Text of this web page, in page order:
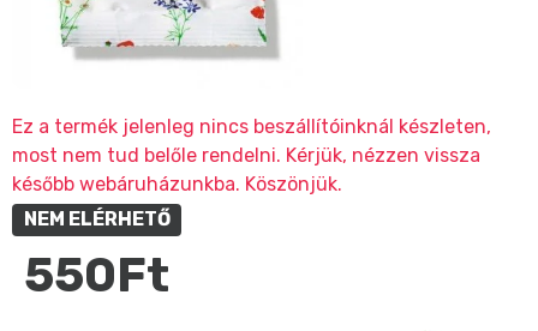
Ez a termék jelenleg nincs beszállítóinknál készleten,
most nem tud belőle rendelni. Kérjük, nézzen vissza
később webáruházunkba. Köszönjük.
NEM ELÉRHETŐ
550Ft